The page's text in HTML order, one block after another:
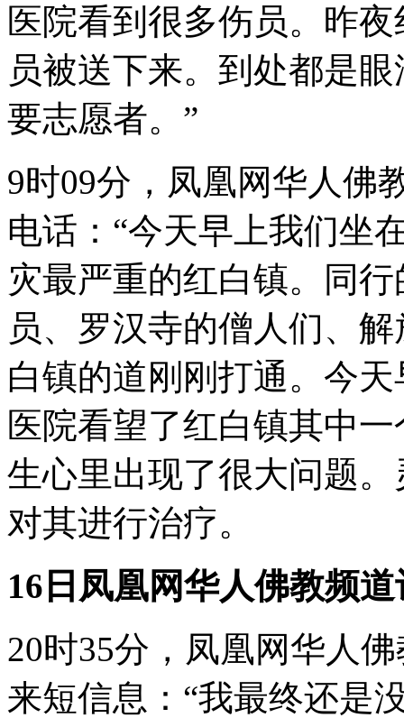
医院看到很多伤员。昨
员被送下来。到处都是
要志愿者。”
9时09分，凤凰网华人佛
电话：“今天早上我们坐
灾最严重的红白镇。同
员、罗汉寺的僧人们、
白镇的道刚刚打通。今
医院看望了红白镇其中
生心里出现了很大问题。
对其进行治疗。
16日凤凰网华人佛教频
20时35分，凤凰网华人
来短信息：“我最终还是